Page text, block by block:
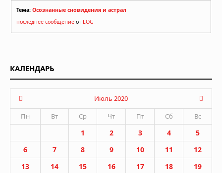
Тема: Осознанные сновидения и астрал
последнее сообщение от LOG
КАЛЕНДАРЬ
Июль 2020
Пн
Вт Ср Чт Пт Сб Вс
1 2 3 4
5
6
7 8 9 10 11
12
13
14 15 16 17 18
19